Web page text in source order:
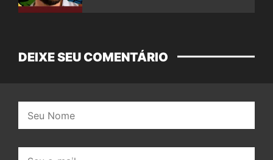
DEIXE SEU COMENTÁRIO